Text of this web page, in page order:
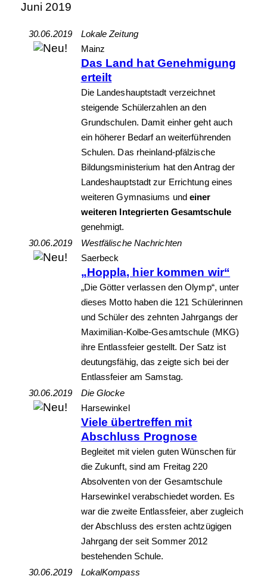
Juni 2019
30.06.2019
Lokale Zeitung
Mainz
Das Land hat Genehmigung
erteilt
Die Landeshauptstadt verzeichnet
steigende Schülerzahlen an den
Grundschulen. Damit einher geht auch
ein höherer Bedarf an weiterführenden
Schulen. Das rheinland-pfälzische
Bildungsministerium hat den Antrag der
Landeshauptstadt zur Errichtung eines
weiteren Gymnasiums und einer
weiteren Integrierten Gesamtschule
genehmigt.
30.06.2019
Westfälische Nachrichten
Saerbeck
„Hoppla, hier kommen wir“
„Die Götter verlassen den Olymp“, unter
dieses Motto haben die 121 Schülerinnen
und Schüler des zehnten Jahrgangs der
Maximilian-Kolbe-Gesamtschule (MKG)
ihre Entlassfeier gestellt. Der Satz ist
deutungsfähig, das zeigte sich bei der
Entlassfeier am Samstag.
30.06.2019
Die Glocke
Harsewinkel
Viele übertreffen mit
Abschluss Prognose
Begleitet mit vielen guten Wünschen für
die Zukunft, sind am Freitag 220
Absolventen von der Gesamtschule
Harsewinkel verabschiedet worden. Es
war die zweite Entlassfeier, aber zugleich
der Abschluss des ersten achtzügigen
Jahrgang der seit Sommer 2012
bestehenden Schule.
30.06.2019
LokalKompass